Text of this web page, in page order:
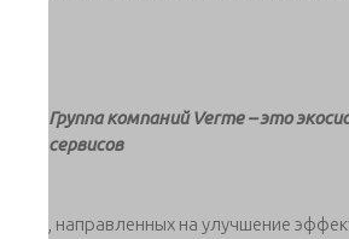
Группа компаний Verme – это
сервисов
, направленных на улучшение